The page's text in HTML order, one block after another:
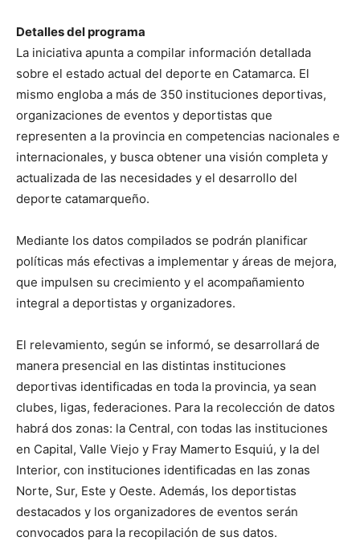
Detalles del programa
La iniciativa apunta a compilar información detallada
sobre el estado actual del deporte en Catamarca. El
mismo engloba a más de 350 instituciones deportivas,
organizaciones de eventos y deportistas que
representen a la provincia en competencias nacionales e
internacionales, y busca obtener una visión completa y
actualizada de las necesidades y el desarrollo del
deporte catamarqueño.
Mediante los datos compilados se podrán planificar
políticas más efectivas a implementar y áreas de mejora,
que impulsen su crecimiento y el acompañamiento
integral a deportistas y organizadores.
El relevamiento, según se informó, se desarrollará de
manera presencial en las distintas instituciones
deportivas identificadas en toda la provincia, ya sean
clubes, ligas, federaciones. Para la recolección de datos
habrá dos zonas: la Central, con todas las instituciones
en Capital, Valle Viejo y Fray Mamerto Esquiú, y la del
Interior, con instituciones identificadas en las zonas
Norte, Sur, Este y Oeste. Además, los deportistas
destacados y los organizadores de eventos serán
convocados para la recopilación de sus datos.